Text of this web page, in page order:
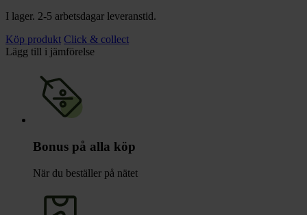
I lager. 2-5 arbetsdagar leveranstid.
Köp produkt Click & collect
Lägg till i jämförelse
Bonus på alla köp
När du beställer på nätet